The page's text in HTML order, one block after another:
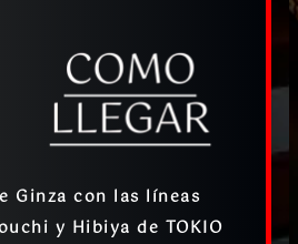
Ginza con las líneas
y Hibiya de TOKIO